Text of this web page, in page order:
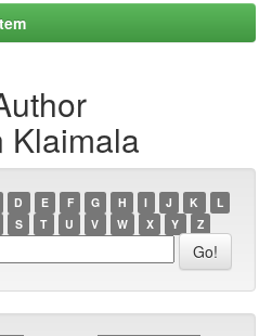
Klaimala
D E F G H I J K
L
S T U V W X Y Z